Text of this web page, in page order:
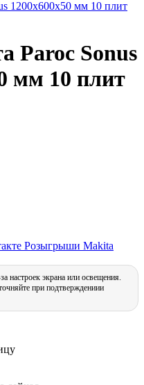
Paroc Sonus
мм 10 плит
Розыгрыши Makita
настроек экрана или освещения.
при подтверждениии